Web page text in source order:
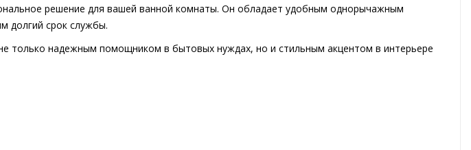
решение для вашей ванной комнаты. Он обладает удобным однорычажным
долгий срок службы.
только надежным помощником в бытовых нуждах, но и стильным акцентом в интерьере